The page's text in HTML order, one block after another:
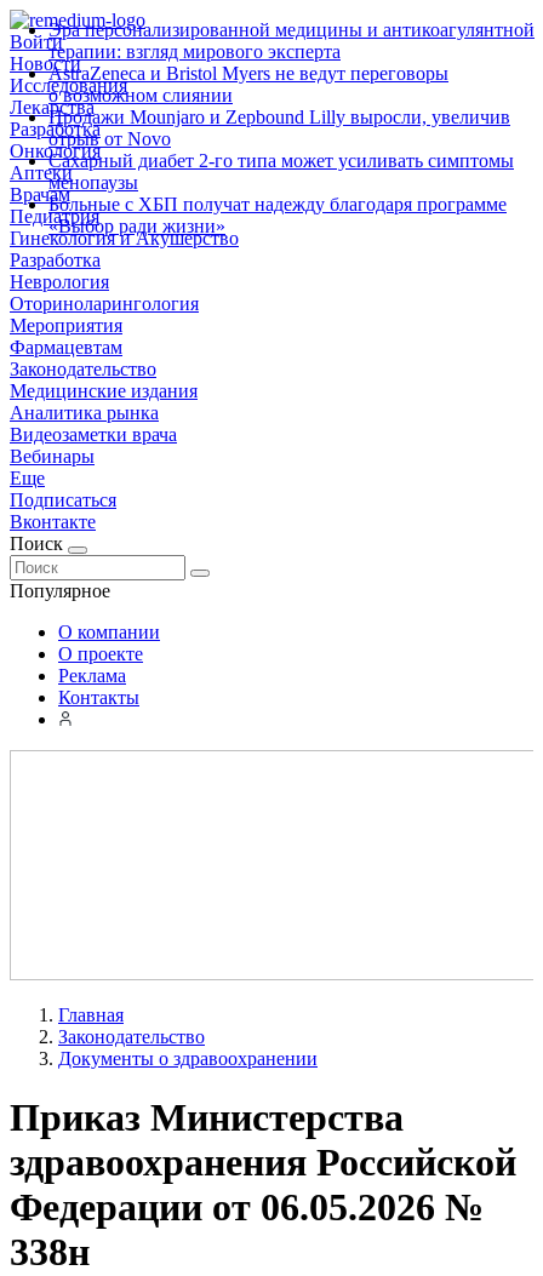
Войти
Новости
Исследования
Лекарства
Разработка
Онкология
Аптеки
Врачам
Педиатрия
Гинекология и Акушерство
Разработка
Неврология
Оториноларингология
Мероприятия
Фармацевтам
Законодательство
Медицинские издания
Аналитика рынка
Видеозаметки врача
Вебинары
Еще
Подписаться
Вконтакте
Поиск
Популярное
Эра персонализированной медицины и антикоагулянтной
терапии: взгляд мирового эксперта
AstraZeneca и Bristol Myers не ведут переговоры
о возможном слиянии
Продажи Mounjaro и Zepbound Lilly выросли, увеличив
отрыв от Novo
Сахарный диабет 2‑го типа может усиливать симптомы
менопаузы
Больные с ХБП получат надежду благодаря программе
«Выбор ради жизни»
О компании
О проекте
Реклама
Контакты
Главная
Законодательство
Документы о здравоохранении
Приказ Министерства
здравоохранения Российской
Федерации от 06.05.2026 №
338н